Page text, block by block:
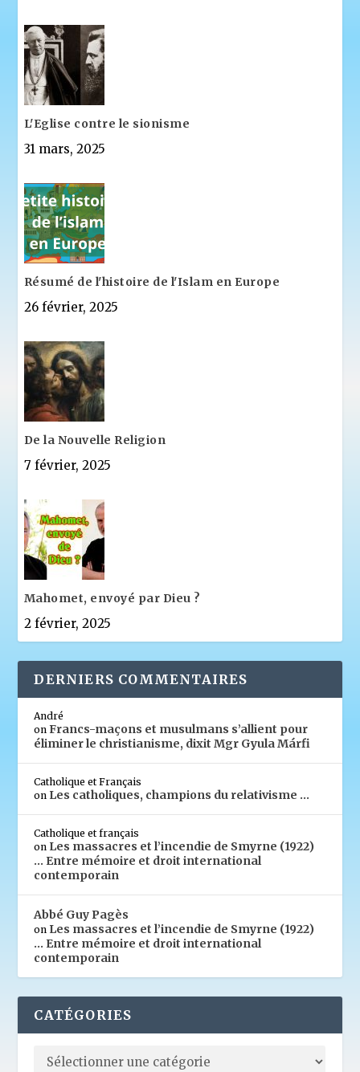
L'Eglise contre le sionisme
31 mars, 2025
Résumé de l'histoire de l'Islam en Europe
26 février, 2025
De la Nouvelle Religion
7 février, 2025
Mahomet, envoyé par Dieu ?
2 février, 2025
DERNIERS COMMENTAIRES
André
onFrancs-maçons et musulmans s’allient pour
éliminer le christianisme, dixit Mgr Gyula Márfi
Catholique et Français
on Les catholiques, champions du relativisme …
Catholique et français
on Les massacres et l’incendie de Smyrne (1922)
… Entre mémoire et droit international
contemporain
Abbé Guy Pagès
on Les massacres et l’incendie de Smyrne (1922)
… Entre mémoire et droit international
contemporain
CATÉGORIES